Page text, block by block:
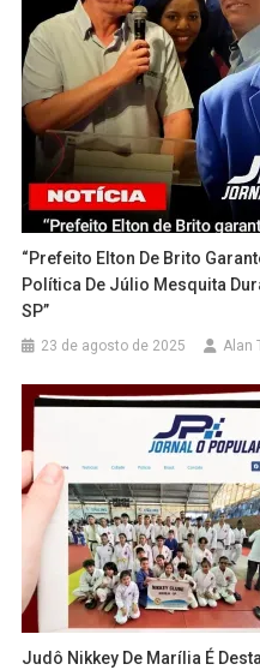
“Prefeito Elton De Brito
Política De Júlio Mesquita
SP”
23 de agosto de 2025 Alan
Judô Nikkey De Marília É